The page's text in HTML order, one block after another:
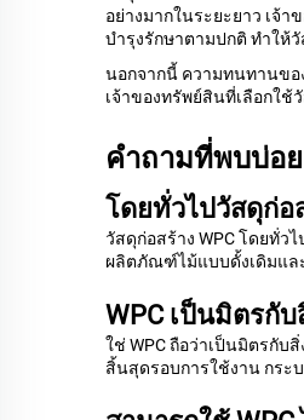
อย่างมากในระยะยาว เจ้
บำรุงรักษาตามปกติ ทำให้วั
นอกจากนี้ ความทนทานขอ
เจ้าของทรัพย์สินที่เลือกใช้
คำถามที่พบบ่อย
โดยทั่วไปวัสดุก่อ
วัสดุก่อสร้าง WPC โดยทั่ว
ผลิตภัณฑ์ไม้แบบดั้งเดิมแล
WPC เป็นมิตรกั
ใช่ WPC ถือว่าเป็นมิตรกับ
สิ้นสุดรอบการใช้งาน กระ